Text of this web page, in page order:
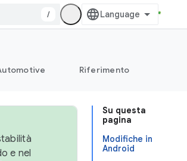
/
Riferimento
Su questa
pagina
Modifiche in
Android
e nel